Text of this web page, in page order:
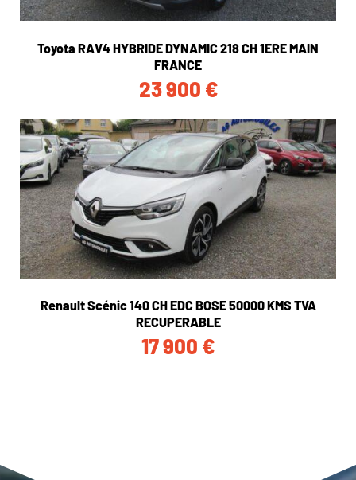
Toyota RAV4 HYBRIDE DYNAMIC 218 CH 1ERE MAIN
FRANCE
23 900 €
Renault Scénic 140 CH EDC BOSE 50000 KMS TVA
RECUPERABLE
17 900 €